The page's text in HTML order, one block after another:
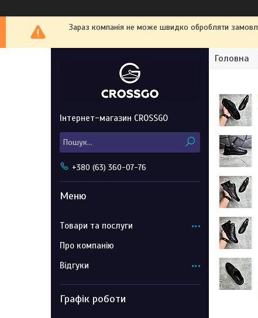
Зараз компанія не може швидко обробляти
Головна
Інтернет-магазин CROSSGO
+380 (63) 360-07-76
Товари та послуги
Про компанію
Відгуки
Графік роботи